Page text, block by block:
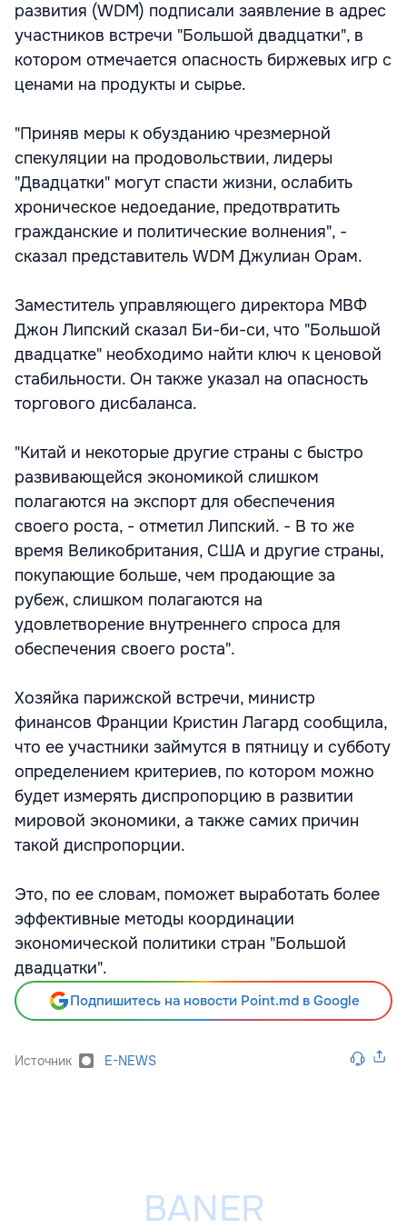
развития (WDM) подписали заявление в адрес
участников встречи "Большой двадцатки", в
котором отмечается опасность биржевых игр с
ценами на продукты и сырье.
"Приняв меры к обузданию чрезмерной
спекуляции на продовольствии, лидеры
"Двадцатки" могут спасти жизни, ослабить
хроническое недоедание, предотвратить
гражданские и политические волнения", -
сказал представитель WDM Джулиан Орам.
Заместитель управляющего директора МВФ
Джон Липский сказал Би-би-си, что "Большой
двадцатке" необходимо найти ключ к ценовой
стабильности. Он также указал на опасность
торгового дисбаланса.
"Китай и некоторые другие страны с быстро
развивающейся экономикой слишком
полагаются на экспорт для обеспечения
своего роста, - отметил Липский. - В то же
время Великобритания, США и другие страны,
покупающие больше, чем продающие за
рубеж, слишком полагаются на
удовлетворение внутреннего спроса для
обеспечения своего роста".
Хозяйка парижской встречи, министр
финансов Франции Кристин Лагард сообщила,
что ее участники займутся в пятницу и субботу
определением критериев, по котором можно
будет измерять диспропорцию в развитии
мировой экономики, а также самих причин
такой диспропорции.
Это, по ее словам, поможет выработать более
эффективные методы координации
экономической политики стран "Большой
двадцатки".
Подпишитесь на новости Point.md в Google
Источник E-NEWS